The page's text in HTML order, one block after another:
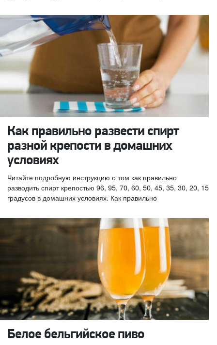
Как правильно развести спирт
разной крепости в домашних
условиях
Читайте подробную инструкцию о том как правильно
разводить спирт крепостью 96, 95, 70, 60, 50, 45, 35, 30, 20, 15
градусов в домашних условиях. Как правильно
Белое бельгийское пиво